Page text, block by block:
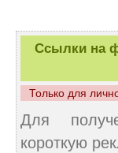
Ссылки на
Только для
Для
короткую